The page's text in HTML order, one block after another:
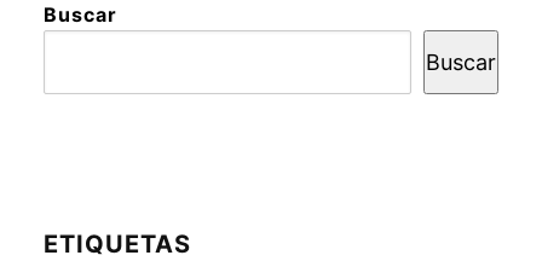
Buscar
Buscar
ETIQUETAS